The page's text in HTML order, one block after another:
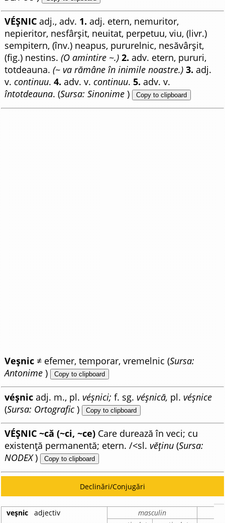
VÉȘNIC adj., adv. 1. adj. etern, nemuritor,
nepieritor, nesfârșit, neuitat, perpetuu, viu, (livr.)
sempitern, (înv.) neapus, pururelnic, nesăvârșit,
(fig.) nestins.(O amintire ~.) 2. adv. etern, pururi,
totdeauna.(~ va rămâne în inimile noastre.) 3. adj.
v.continuu.4. adv. v.continuu.5. adv. v.
întotdeauna. (Sursa: Sinonime ) Copy to clipboard
Veșnic ≠ efemer, temporar, vremelnic (Sursa:
Antonime ) Copy to clipboard
véșnic adj. m., pl. véșnici; f. sg. véșnică, pl. véșnice
(Sursa: Ortografic ) Copy to clipboard
VÉȘNIC ~că (~ci, ~ce) Care durează în veci; cu
existență permanentă; etern. /<sl. vĕținu (Sursa:
NODEX) Copy to clipboard
Declinări/Conjugări
veșnic adjectiv
masculin